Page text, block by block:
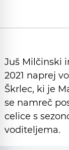
Juš Milčinski
2021 naprej
Škrlec, ki je
se namreč
celice s
voditeljema.